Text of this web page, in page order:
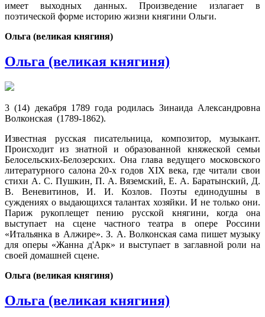
имеет выходных данных. Произведение излагает в
поэтической форме историю жизни княгини Ольги.
Ольга (великая княгиня)
Ольга (великая княгиня)
3 (14) декабря 1789 года родилась Зинаида Александровна
Волконская (1789-1862).
Известная русская писательница, композитор, музыкант.
Происходит из знатной и образованной княжеской семьи
Белосельских-Белозерских. Она глава ведущего московского
литературного салона 20-х годов XIX века, где читали свои
стихи А. С. Пушкин, П. А. Вяземский, Е. А. Баратынский, Д.
В. Веневитинов, И. И. Козлов. Поэты единодушны в
суждениях о выдающихся талантах хозяйки. И не только они.
Париж рукоплещет пению русской княгини, когда она
выступает на сцене частного театра в опере Россини
«Итальянка в Алжире». З. А. Волконская сама пишет музыку
для оперы «Жанна д'Арк» и выступает в заглавной роли на
своей домашней сцене.
Ольга (великая княгиня)
Ольга (великая княгиня)